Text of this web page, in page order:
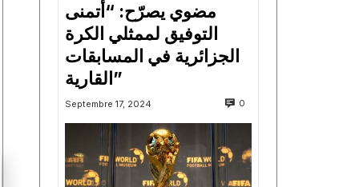
مضوي يصرّح: “أتمنى
التوفيق لممثلي الكرة
الجزائرية في المسابقات
القارية”
Septembre 17, 2024 0